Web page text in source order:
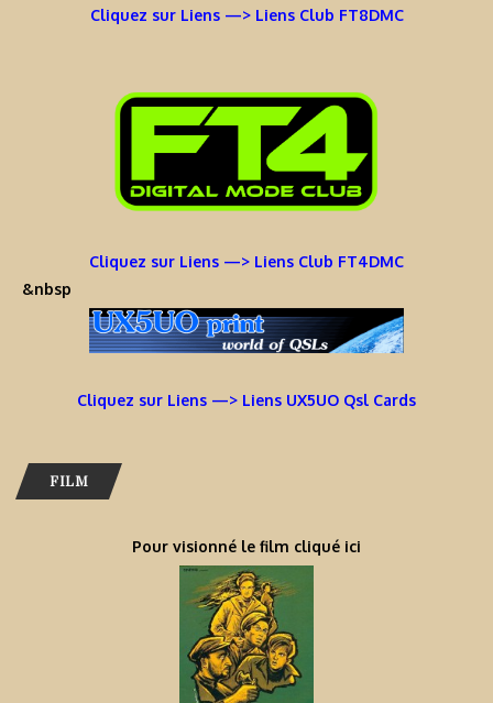
Cliquez sur Liens —> Liens Club FT8DMC
Cliquez sur Liens —> Liens Club FT4DMC
&nbsp
Cliquez sur Liens —> Liens UX5UO Qsl Cards
FILM
Pour visionné le film cliqué ici